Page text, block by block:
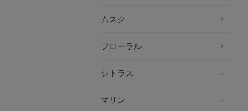
ムスク
フローラル
シトラス
マリン